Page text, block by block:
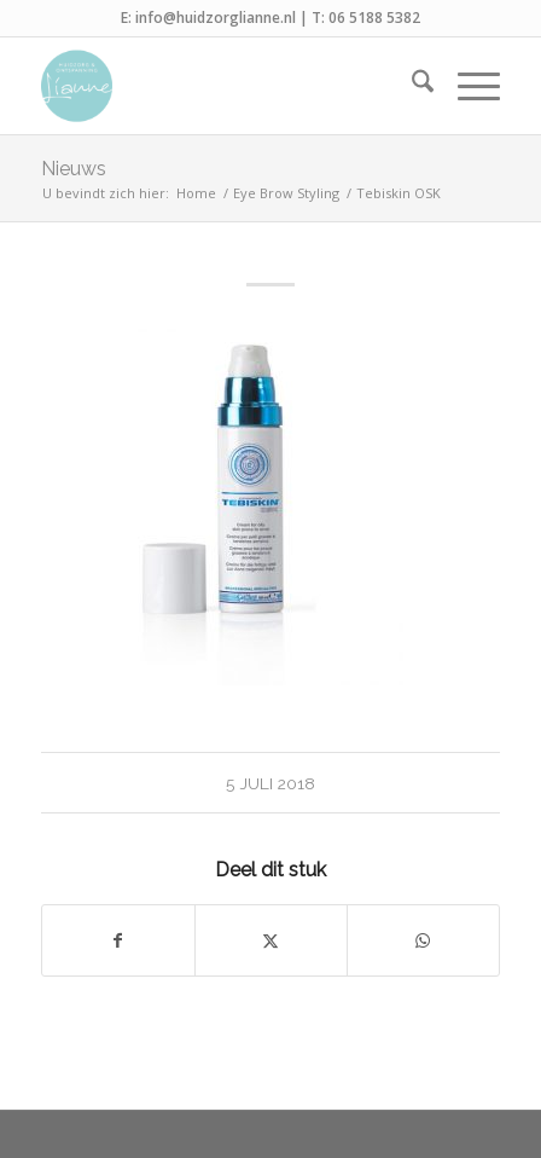
E: info@huidzorglianne.nl | T: 06 5188 5382
Nieuws
U bevindt zich hier: Home / Eye Brow Styling / Tebiskin OSK
5 JULI 2018
Deel dit stuk